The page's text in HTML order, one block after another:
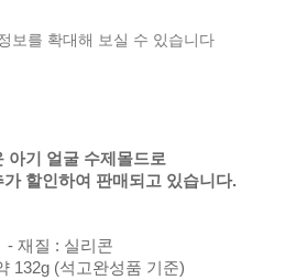
보를 확대해 보실 수 있습니다
아기 얼굴 수제몰드로
할인하여 판매되고 있습니다.
- 재질 : 실리콘
132g (석고완성품 기준)